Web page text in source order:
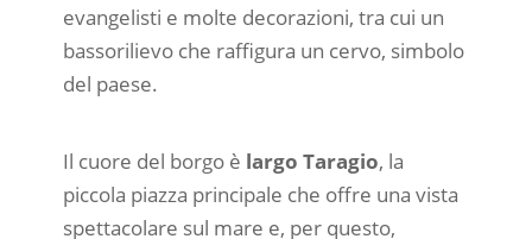
evangelisti e molte decorazioni, tra cui un
bassorilievo che raffigura un cervo, simbolo
del paese.
Il cuore del borgo è largo Taragio, la
piccola piazza principale che offre una vista
spettacolare sul mare e, per questo,